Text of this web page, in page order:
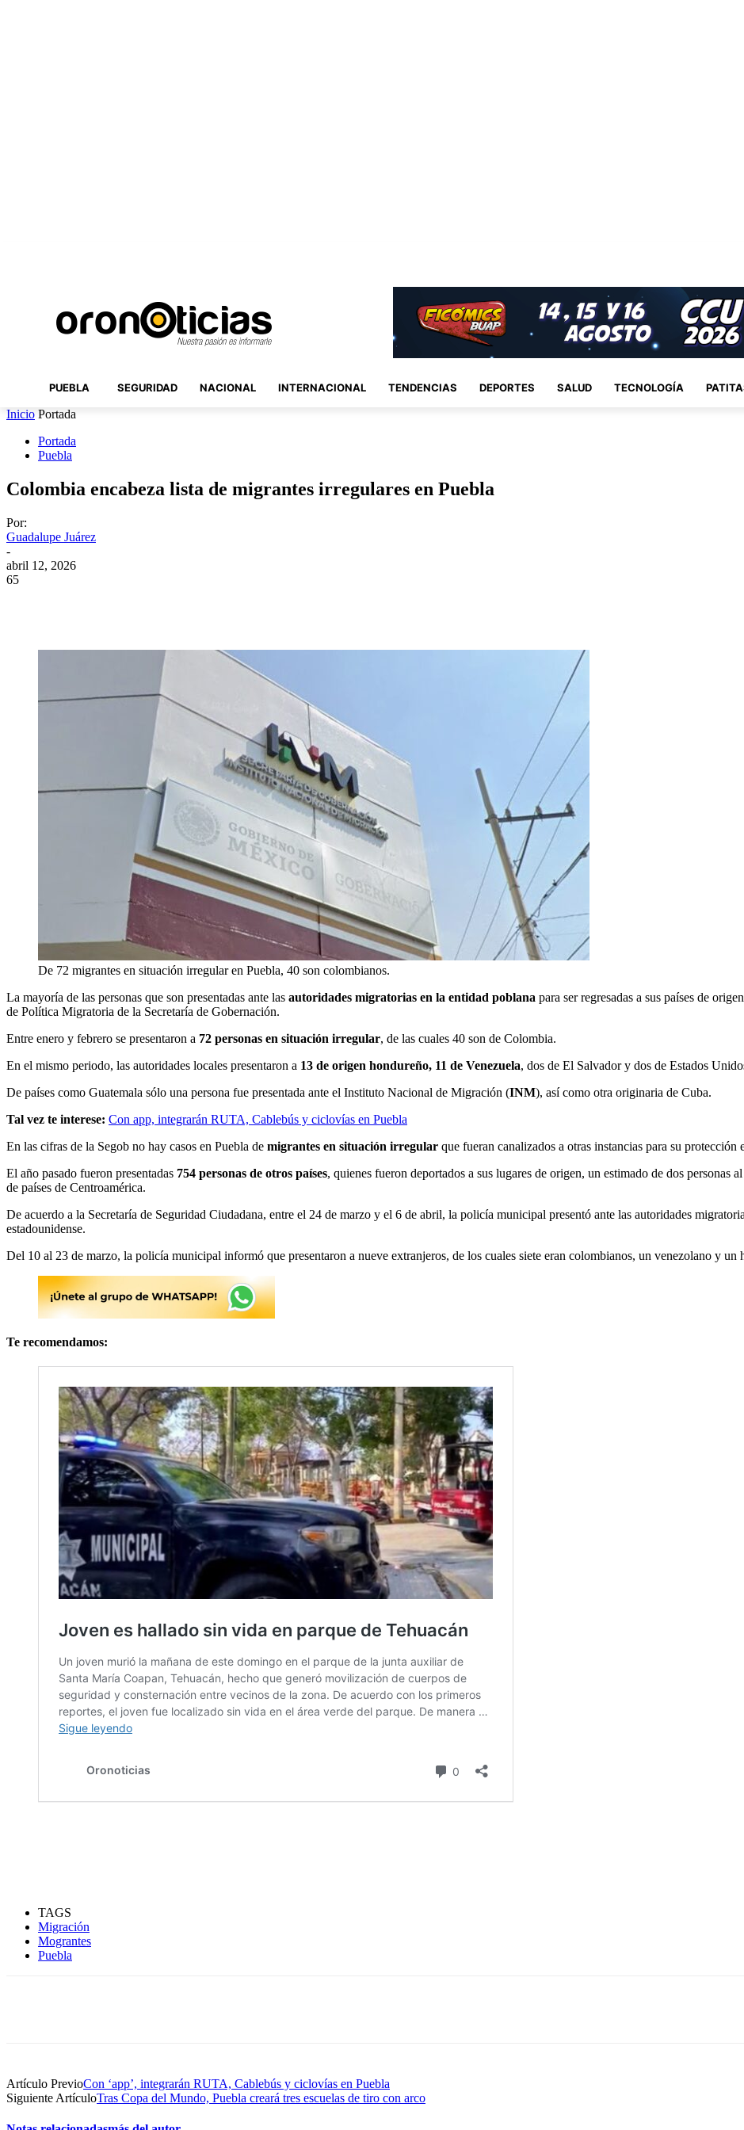
PUEBLA SEGURIDAD NACIONAL INTERNACIONAL TENDENCIAS DEPORTES SALUD TECNOLOGÍA
Inicio Portada
Portada
Puebla
Colombia encabeza lista de migrantes irregulares en Puebla
Por:
Guadalupe Juárez
-
abril 12, 2026
65
De 72 migrantes en situación irregular en Puebla, 40 son colombianos.
La mayoría de las personas que son presentadas ante las autoridades migratorias en la entidad poblana para ser regresadas a sus países de
de Política Migratoria de la Secretaría de Gobernación.
Entre enero y febrero se presentaron a 72 personas en situación irregular, de las cuales 40 son de Colombia.
En el mismo periodo, las autoridades locales presentaron a 13 de origen hondureño, 11 de Venezuela, dos de El Salvador y dos de Estados
De países como Guatemala sólo una persona fue presentada ante el Instituto Nacional de Migración (INM), así como otra originaria de Cuba.
Tal vez te interese: Con app, integrarán RUTA, Cablebús y ciclovías en Puebla
En las cifras de la Segob no hay casos en Puebla de migrantes en situación irregular que fueran canalizados a otras instancias para su protección
El año pasado fueron presentadas 754 personas de otros países, quienes fueron deportados a sus lugares de origen, un estimado de dos personas
de países de Centroamérica.
De acuerdo a la Secretaría de Seguridad Ciudadana, entre el 24 de marzo y el 6 de abril, la policía municipal presentó ante las autoridades
estadounidense.
Del 10 al 23 de marzo, la policía municipal informó que presentaron a nueve extranjeros, de los cuales siete eran colombianos, un venezolano y un
Te recomendamos:
TAGS
Migración
Mograntes
Puebla
Artículo PrevioCon ‘app’, integrarán RUTA, Cablebús y ciclovías en Puebla
Siguiente ArtículoTras Copa del Mundo, Puebla creará tres escuelas de tiro con arco